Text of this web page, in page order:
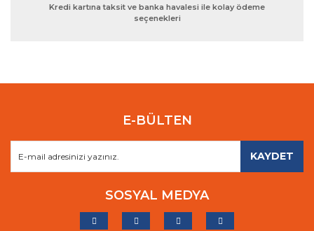
Kredi kartına taksit ve banka havalesi ile kolay ödeme
seçenekleri
E-BÜLTEN
KAYDET
SOSYAL MEDYA